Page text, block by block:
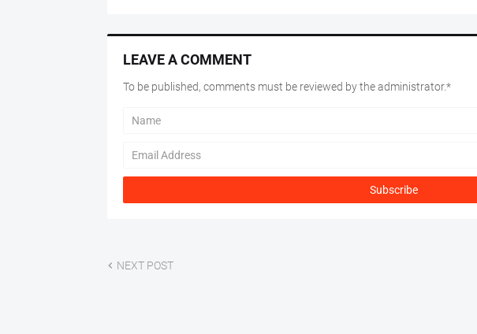
LEAVE A COMMENT
To be published, comments must be reviewed by the administrator.*
NEXT POST